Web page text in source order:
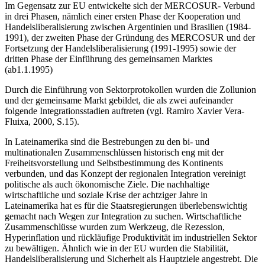
Im Gegensatz zur EU entwickelte sich der MERCOSUR- Verbund
in drei Phasen, nämlich einer ersten Phase der Kooperation und
Handelsliberalisierung zwischen Argentinien und Brasilien (1984-
1991), der zweiten Phase der Gründung des MERCOSUR und der
Fortsetzung der Handelsliberalisierung (1991-1995) sowie der
dritten Phase der Einführung des gemeinsamen Marktes
(ab1.1.1995)
Durch die Einführung von Sektorprotokollen wurden die Zollunion
und der gemeinsame Markt gebildet, die als zwei aufeinander
folgende Integrationsstadien auftreten (vgl. Ramiro Xavier Vera-
Fluixa, 2000, S.15).
In Lateinamerika sind die Bestrebungen zu den bi- und
multinationalen Zusammenschlüssen historisch eng mit der
Freiheitsvorstellung und Selbstbestimmung des Kontinents
verbunden, und das Konzept der regionalen Integration vereinigt
politische als auch ökonomische Ziele. Die nachhaltige
wirtschaftliche und soziale Krise der achtziger Jahre in
Lateinamerika hat es für die Staatsregierungen überlebenswichtig
gemacht nach Wegen zur Integration zu suchen. Wirtschaftliche
Zusammenschlüsse wurden zum Werkzeug, die Rezession,
Hyperinflation und rückläufige Produktivität im industriellen Sektor
zu bewältigen. Ähnlich wie in der EU wurden die Stabilität,
Handelsliberalisierung und Sicherheit als Hauptziele angestrebt. Die